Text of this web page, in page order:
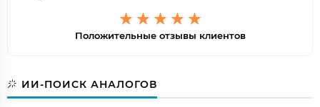
Положительные отзывы клиентов
ИИ-ПОИСК АНАЛОГОВ